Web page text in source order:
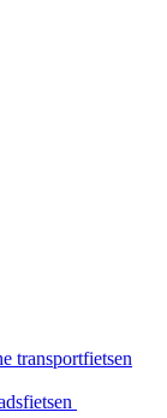
transportfietsen